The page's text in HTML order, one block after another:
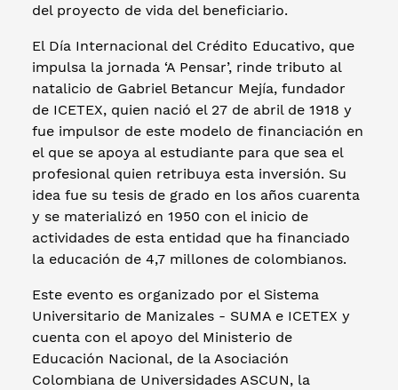
del proyecto de vida del beneficiario.
El Día Internacional del Crédito Educativo, que
impulsa la jornada ‘A Pensar’, rinde tributo al
natalicio de Gabriel Betancur Mejía, fundador
de ICETEX, quien nació el 27 de abril de 1918 y
fue impulsor de este modelo de financiación en
el que se apoya al estudiante para que sea el
profesional quien retribuya esta inversión. Su
idea fue su tesis de grado en los años cuarenta
y se materializó en 1950 con el inicio de
actividades de esta entidad que ha financiado
la educación de 4,7 millones de colombianos.
Este evento es organizado por el Sistema
Universitario de Manizales - SUMA e ICETEX y
cuenta con el apoyo del Ministerio de
Educación Nacional, de la Asociación
Colombiana de Universidades ASCUN, la